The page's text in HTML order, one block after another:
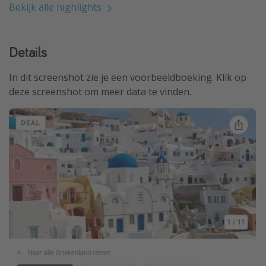
Bekijk alle highlights
Details
In dit screenshot zie je een voorbeeldboeking. Klik op
deze screenshot om meer data te vinden.